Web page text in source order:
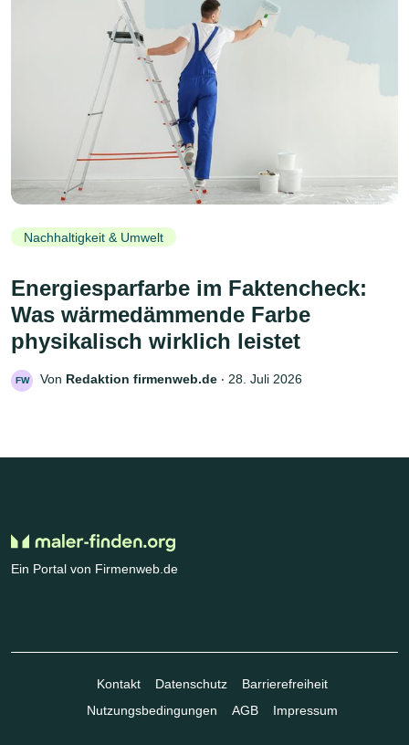
Nachhaltigkeit & Umwelt
Energiesparfarbe im Faktencheck:
Was wärmedämmende Farbe
physikalisch wirklich leistet
FW Von Redaktion firmenweb.de ‧ 28. Juli 2026
Ein Portal von Firmenweb.de
Kontakt Datenschutz
Barrierefreiheit
Nutzungsbedingungen
AGB Impressum